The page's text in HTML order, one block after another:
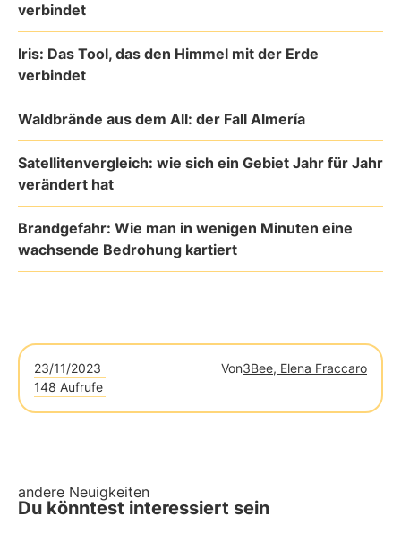
verbindet
Iris: Das Tool, das den Himmel mit der Erde
verbindet
Waldbrände aus dem All: der Fall Almería
Satellitenvergleich: wie sich ein Gebiet Jahr für Jahr
verändert hat
Brandgefahr: Wie man in wenigen Minuten eine
wachsende Bedrohung kartiert
23/11/2023 Von3Bee, Elena Fraccaro
148 Aufrufe
andere Neuigkeiten
Du könntest interessiert sein